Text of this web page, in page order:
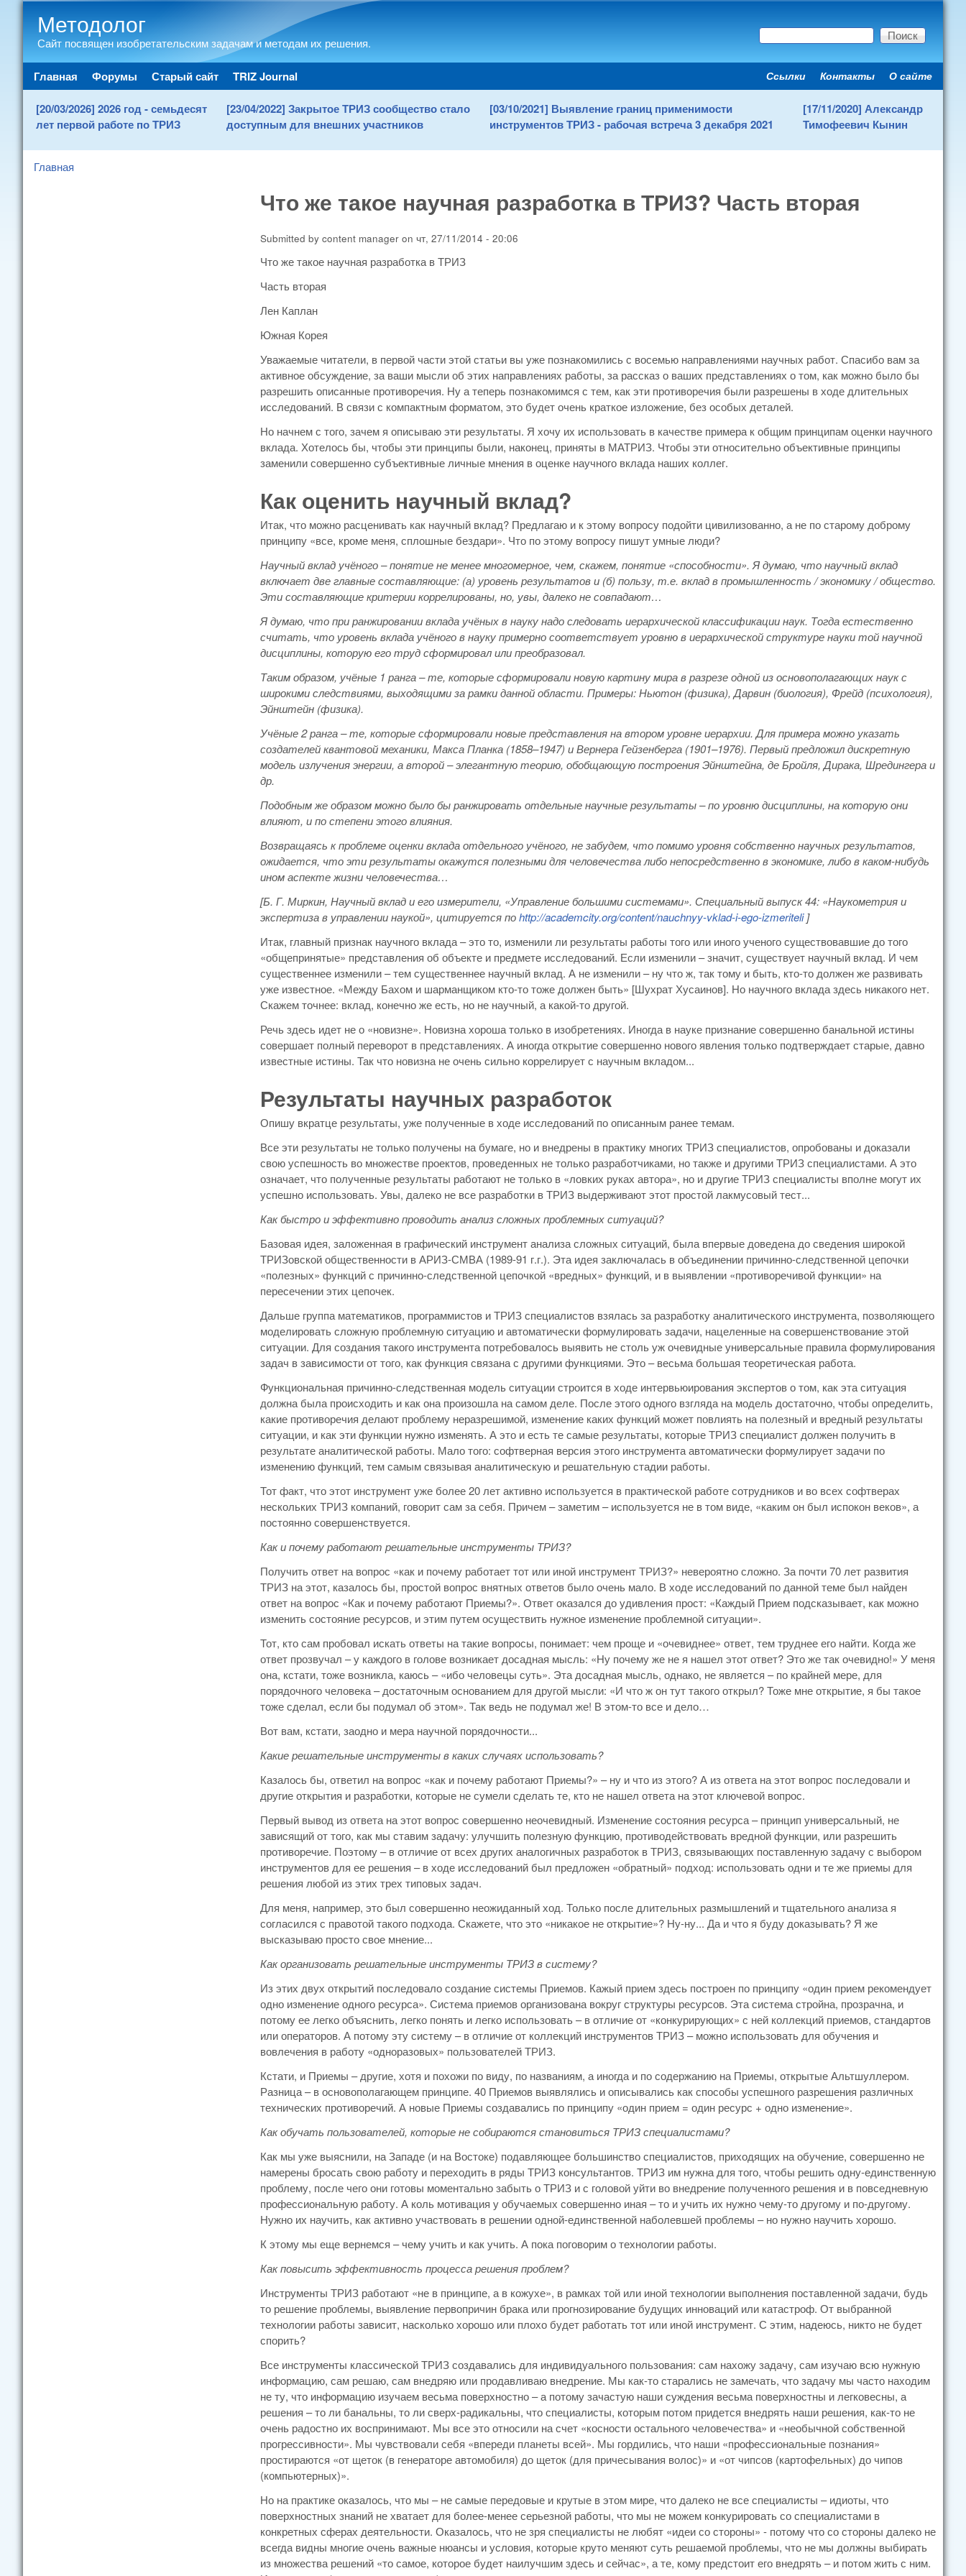
Методолог
Сайт посвящен изобретательским задачам и методам их решения. Форма поиска
Поиск
Main menu
Главная Форумы Старый сайт TRIZ Journal Secondary menu
Ссылки Контакты О сайте
[20/03/2026] 2026 год - семьдесят
лет первой работе по ТРИЗ
[23/04/2022] Закрытое ТРИЗ сообщество стало
доступным для внешних участников
[03/10/2021] Выявление границ применимости
инструментов ТРИЗ - рабочая встреча 3 декабря 2021
[17/11/2020] Александр
Тимофеевич Кынин
You are here
Главная
Что же такое научная разработка в ТРИЗ? Часть вторая
Submitted by content manager on чт, 27/11/2014 - 20:06
Что же такое научная разработка в ТРИЗ
Часть вторая
Лен Каплан
Южная Корея
Уважаемые читатели, в первой части этой статьи вы уже познакомились с восемью направлениями научных работ. Спасибо вам за
активное обсуждение, за ваши мысли об этих направлениях работы, за рассказ о ваших представлениях о том, как можно было бы
разрешить описанные противоречия. Ну а теперь познакомимся с тем, как эти противоречия были разрешены в ходе длительных
исследований. В связи с компактным форматом, это будет очень краткое изложение, без особых деталей.
Но начнем с того, зачем я описываю эти результаты. Я хочу их использовать в качестве примера к общим принципам оценки научного
вклада. Хотелось бы, чтобы эти принципы были, наконец, приняты в МАТРИЗ. Чтобы эти относительно объективные принципы
заменили совершенно субъективные личные мнения в оценке научного вклада наших коллег.
Как оценить научный вклад?
Итак, что можно расценивать как научный вклад? Предлагаю и к этому вопросу подойти цивилизованно, а не по старому доброму
принципу «все, кроме меня, сплошные бездари». Что по этому вопросу пишут умные люди?
Научный вклад учёного – понятие не менее многомерное, чем, скажем, понятие «способности». Я думаю, что научный вклад
включает две главные составляющие: (а) уровень результатов и (б) пользу, т.е. вклад в промышленность / экономику / общество.
Эти составляющие критерии коррелированы, но, увы, далеко не совпадают…
Я думаю, что при ранжировании вклада учёных в науку надо следовать иерархической классификации наук. Тогда естественно
считать, что уровень вклада учёного в науку примерно соответствует уровню в иерархической структуре науки той научной
дисциплины, которую его труд сформировал или преобразовал.
Таким образом, учёные 1 ранга – те, которые сформировали новую картину мира в разрезе одной из основополагающих наук с
широкими следствиями, выходящими за рамки данной области. Примеры: Ньютон (физика), Дарвин (биология), Фрейд (психология),
Эйнштейн (физика).
Учёные 2 ранга – те, которые сформировали новые представления на втором уровне иерархии. Для примера можно указать
создателей квантовой механики, Макса Планка (1858–1947) и Вернера Гейзенберга (1901–1976). Первый предложил дискретную
модель излучения энергии, а второй – элегантную теорию, обобщающую построения Эйнштейна, де Бройля, Дирака, Шредингера и
др.
Подобным же образом можно было бы ранжировать отдельные научные результаты – по уровню дисциплины, на которую они
влияют, и по степени этого влияния.
Возвращаясь к проблеме оценки вклада отдельного учёного, не забудем, что помимо уровня собственно научных результатов,
ожидается, что эти результаты окажутся полезными для человечества либо непосредственно в экономике, либо в каком-нибудь
ином аспекте жизни человечества…
[Б. Г. Миркин, Научный вклад и его измерители, «Управление большими системами». Специальный выпуск 44: «Наукометрия и
экспертиза в управлении наукой», цитируется поhttp://academcity.org/content/nauchnyy-vklad-i-ego-izmeriteli]
Итак, главный признак научного вклада – это то, изменили ли результаты работы того или иного ученого существовавшие до того
«общепринятые» представления об объекте и предмете исследований. Если изменили – значит, существует научный вклад. И чем
существеннее изменили – тем существеннее научный вклад. А не изменили – ну что ж, так тому и быть, кто-то должен же развивать
уже известное. «Между Бахом и шарманщиком кто-то тоже должен быть» [Шухрат Хусаинов]. Но научного вклада здесь никакого нет.
Скажем точнее: вклад, конечно же есть, но не научный, а какой-то другой.
Речь здесь идет не о «новизне». Новизна хороша только в изобретениях. Иногда в науке признание совершенно банальной истины
совершает полный переворот в представлениях. А иногда открытие совершенно нового явления только подтверждает старые, давно
известные истины. Так что новизна не очень сильно коррелирует с научным вкладом...
Результаты научных разработок
Опишу вкратце результаты, уже полученные в ходе исследований по описанным ранее темам.
Все эти результаты не только получены на бумаге, но и внедрены в практику многих ТРИЗ специалистов, опробованы и доказали
свою успешность во множестве проектов, проведенных не только разработчиками, но также и другими ТРИЗ специалистами. А это
означает, что полученные результаты работают не только в «ловких руках автора», но и другие ТРИЗ специалисты вполне могут их
успешно использовать. Увы, далеко не все разработки в ТРИЗ выдерживают этот простой лакмусовый тест...
Как быстро и эффективно проводить анализ сложных проблемных ситуаций?
Базовая идея, заложенная в графический инструмент анализа сложных ситуаций, была впервые доведена до сведения широкой
ТРИЗовской общественности в АРИЗ-СМВА (1989-91 г.г.). Эта идея заключалась в объединении причинно-следственной цепочки
«полезных» функций с причинно-следственной цепочкой «вредных» функций, и в выявлении «противоречивой функции» на
пересечении этих цепочек.
Дальше группа математиков, программистов и ТРИЗ специалистов взялась за разработку аналитического инструмента, позволяющего
моделировать сложную проблемную ситуацию и автоматически формулировать задачи, нацеленные на совершенствование этой
ситуации. Для создания такого инструмента потребовалось выявить не столь уж очевидные универсальные правила формулирования
задач в зависимости от того, как функция связана с другими функциями. Это – весьма большая теоретическая работа.
Функциональная причинно-следственная модель ситуации строится в ходе интервьюирования экспертов о том, как эта ситуация
должна была происходить и как она произошла на самом деле. После этого одного взгляда на модель достаточно, чтобы определить,
какие противоречия делают проблему неразрешимой, изменение каких функций может повлиять на полезный и вредный результаты
ситуации, и как эти функции нужно изменять. А это и есть те самые результаты, которые ТРИЗ специалист должен получить в
результате аналитической работы. Мало того: софтверная версия этого инструмента автоматически формулирует задачи по
изменению функций, тем самым связывая аналитическую и решательную стадии работы.
Тот факт, что этот инструмент уже более 20 лет активно используется в практической работе сотрудников и во всех софтверах
нескольких ТРИЗ компаний, говорит сам за себя. Причем – заметим – используется не в том виде, «каким он был испокон веков», а
постоянно совершенствуется.
Как и почему работают решательные инструменты ТРИЗ?
Получить ответ на вопрос «как и почему работает тот или иной инструмент ТРИЗ?» невероятно сложно. За почти 70 лет развития
ТРИЗ на этот, казалось бы, простой вопрос внятных ответов было очень мало. В ходе исследований по данной теме был найден
ответ на вопрос «Как и почему работают Приемы?». Ответ оказался до удивления прост: «Каждый Прием подсказывает, как можно
изменить состояние ресурсов, и этим путем осуществить нужное изменение проблемной ситуации».
Тот, кто сам пробовал искать ответы на такие вопросы, понимает: чем проще и «очевиднее» ответ, тем труднее его найти. Когда же
ответ прозвучал – у каждого в голове возникает досадная мысль: «Ну почему же не я нашел этот ответ? Это же так очевидно!» У меня
она, кстати, тоже возникла, каюсь – «ибо человецы суть». Эта досадная мысль, однако, не является – по крайней мере, для
порядочного человека – достаточным основанием для другой мысли: «И что ж он тут такого открыл? Тоже мне открытие, я бы такое
тоже сделал, если бы подумал об этом». Так ведь не подумал же! В этом-то все и дело…
Вот вам, кстати, заодно и мера научной порядочности...
Какие решательные инструменты в каких случаях использовать?
Казалось бы, ответил на вопрос «как и почему работают Приемы?» – ну и что из этого? А из ответа на этот вопрос последовали и
другие открытия и разработки, которые не сумели сделать те, кто не нашел ответа на этот ключевой вопрос.
Первый вывод из ответа на этот вопрос совершенно неочевидный. Изменение состояния ресурса – принцип универсальный, не
зависящий от того, как мы ставим задачу: улучшить полезную функцию, противодействовать вредной функции, или разрешить
противоречие. Поэтому – в отличие от всех других аналогичных разработок в ТРИЗ, связывающих поставленную задачу с выбором
инструментов для ее решения – в ходе исследований был предложен «обратный» подход: использовать одни и те же приемы для
решения любой из этих трех типовых задач.
Для меня, например, это был совершенно неожиданный ход. Только после длительных размышлений и тщательного анализа я
согласился с правотой такого подхода. Скажете, что это «никакое не открытие»? Ну-ну... Да и что я буду доказывать? Я же
высказываю просто свое мнение...
Как организовать решательные инструменты ТРИЗ в систему?
Из этих двух открытий последовало создание системы Приемов. Кажый прием здесь построен по принципу «один прием рекомендует
одно изменение одного ресурса». Система приемов организована вокруг структуры ресурсов. Эта система стройна, прозрачна, и
потому ее легко объяснить, легко понять и легко использовать – в отличие от «конкурирующих» с ней коллекций приемов, стандартов
или операторов. А потому эту систему – в отличие от коллекций инструментов ТРИЗ – можно использовать для обучения и
вовлечения в работу «одноразовых» пользователей ТРИЗ.
Кстати, и Приемы – другие, хотя и похожи по виду, по названиям, а иногда и по содержанию на Приемы, открытые Альтшуллером.
Разница – в основополагающем принципе. 40 Приемов выявлялись и описывались как способы успешного разрешения различных
технических противоречий. А новые Приемы создавались по принципу «один прием = один ресурс + одно изменение».
Как обучать пользователей, которые не собираются становиться ТРИЗ специалистами?
Как мы уже выяснили, на Западе (и на Востоке) подавляющее большинство специалистов, приходящих на обучение, совершенно не
намерены бросать свою работу и переходить в ряды ТРИЗ консультантов. ТРИЗ им нужна для того, чтобы решить одну-единственную
проблему, после чего они готовы моментально забыть о ТРИЗ и с головой уйти во внедрение полученного решения и в повседневную
профессиональную работу. А коль мотивация у обучаемых совершенно иная – то и учить их нужно чему-то другому и по-другому.
Нужно их научить, как активно участвовать в решении одной-единственной наболевшей проблемы – но нужно научить хорошо.
К этому мы еще вернемся – чему учить и как учить. А пока поговорим о технологии работы.
Как повысить эффективность процесса решения проблем?
Инструменты ТРИЗ работают «не в принципе, а в кожухе», в рамках той или иной технологии выполнения поставленной задачи, будь
то решение проблемы, выявление первопричин брака или прогнозирование будущих инноваций или катастроф. От выбранной
технологии работы зависит, насколько хорошо или плохо будет работать тот или иной инструмент. С этим, надеюсь, никто не будет
спорить?
Все инструменты классической ТРИЗ создавались для индивидуального пользования: сам нахожу задачу, сам изучаю всю нужную
информацию, сам решаю, сам внедряю или продавливаю внедрение. Мы как-то старались не замечать, что задачу мы часто находим
не ту, что информацию изучаем весьма поверхностно – а потому зачастую наши суждения весьма поверхностны и легковесны, а
решения – то ли банальны, то ли сверх-радикальны, что специалисты, которым потом придется внедрять наши решения, как-то не
очень радостно их воспринимают. Мы все это относили на счет «косности остального человечества» и «необычной собственной
прогрессивности». Мы чувствовали себя «впереди планеты всей». Мы гордились, что наши «профессиональные познания»
простираются «от щеток (в генераторе автомобиля) до щеток (для причесывания волос)» и «от чипсов (картофельных) до чипов
(компьютерных)».
Но на практике оказалось, что мы – не самые передовые и крутые в этом мире, что далеко не все специалисты – идиоты, что
поверхностных знаний не хватает для более-менее серьезной работы, что мы не можем конкурировать со специалистами в
конкретных сферах деятельности. Оказалось, что не зря специалисты не любят «идеи со стороны» - потому что со стороны далеко не
всегда видны многие очень важные нюансы и условия, которые круто меняют суть решаемой проблемы, что не мы должны выбирать
из множества решений «то самое, которое будет наилучшим здесь и сейчас», а те, кому предстоит его внедрять – и потом жить с ним.